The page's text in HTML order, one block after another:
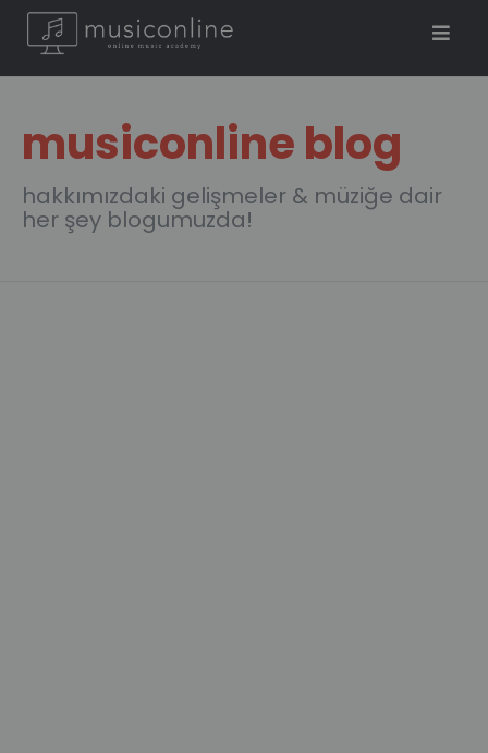
musiconline blog
hakkımızdaki gelişmeler & müziğe dair
her şey blogumuzda!